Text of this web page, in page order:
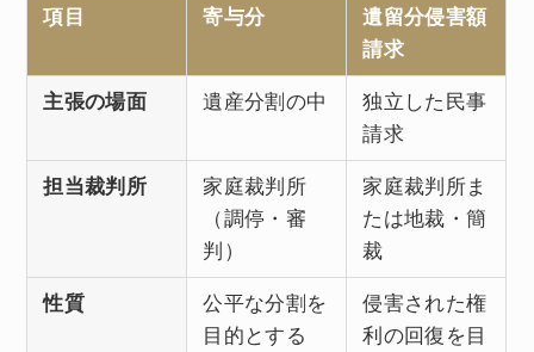
項目 寄与分
遺留分侵害額
請求
主張の場面 遺産分割の中
独立した民事
請求
担当裁判所
家庭裁判所
（調停・審
判）
家庭裁判所ま
たは地裁・簡
裁
性質
公平な分割を
目的とする
侵害された権
利の回復を目